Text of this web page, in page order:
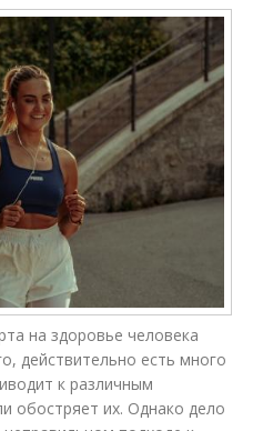
на здоровье человека
действительно есть много
к различным
обостряет их. Однако дело